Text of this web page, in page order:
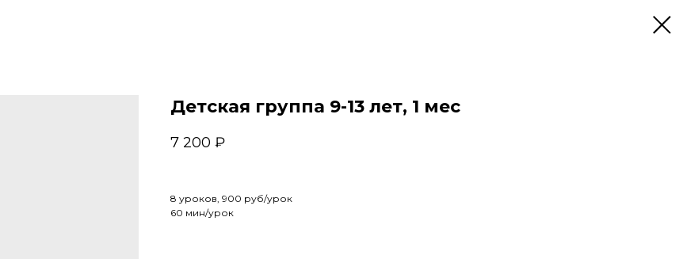
Детская группа 9-13 лет, 1 мес
7 200 ₽
8 уроков, 900 руб/урок
60 мин/урок